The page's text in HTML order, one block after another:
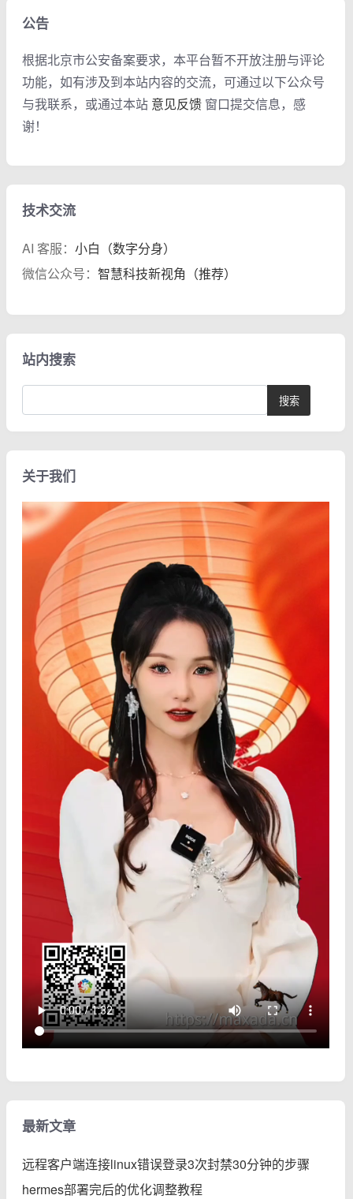
公告
根据北京市公安备案要求，本平台暂不开放注册与评论
功能，如有涉及到本站内容的交流，可通过以下公众号
与我联系，或通过本站 意见反馈 窗口提交信息，感
谢！
技术交流
AI 客服： 小白（数字分身）
微信公众号： 智慧科技新视角（推荐）
站内搜索
关于我们
最新文章
远程客户端连接linux错误登录3次封禁30分钟的步骤
hermes部署完后的优化调整教程